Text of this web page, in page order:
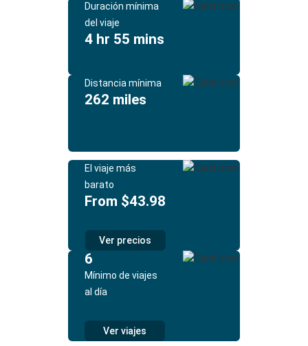
Duración mínima
del viaje
4 hr 55 mins
Distancia mínima
262 miles
El viaje más
barato
From $43.98
Ver precios
6
Mínimo de viajes
al día
Ver viajes